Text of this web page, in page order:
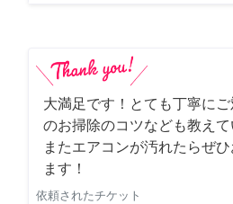
大満足です！とても丁寧に
のお掃除のコツなども教えて
またエアコンが汚れたらぜ
ます！
依頼されたチケット